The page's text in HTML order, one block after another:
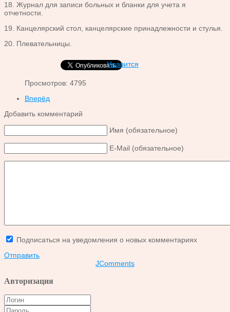
18. Журнал для записи больных и бланки для учета я
отчетности.
19. Канцелярский стол, канцелярские принадлежности и стулья.
20. Плевательницы.
Нравится
Просмотров: 4795
Вперёд
Добавить комментарий
Имя (обязательное)
E-Mail (обязательное)
Подписаться на уведомления о новых комментариях
Отправить
JComments
Авторизация